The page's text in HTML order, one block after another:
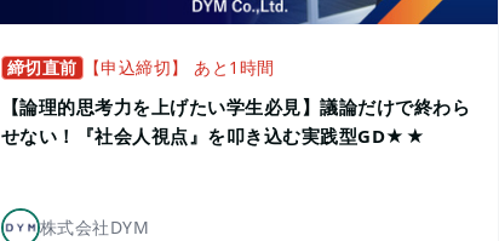
締切直前 【申込締切】 あと1時間
【論理的思考力を上げたい学生必見】議論だけで終わら
せない！『社会人視点』を叩き込む実践型GD★★
株式会社DYM